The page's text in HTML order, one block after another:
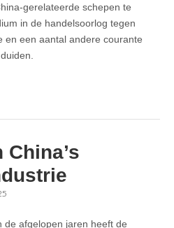
gerelateerde schepen te
in de handelsoorlog tegen
en een aantal andere courante
de afgelopen jaren heeft de